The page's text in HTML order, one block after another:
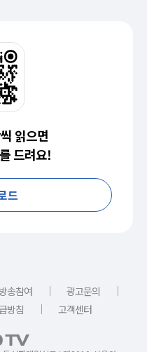
읽으면
드려요!
드
송참여 ｜ 광고문의
｜
방침 ｜ 고객센터